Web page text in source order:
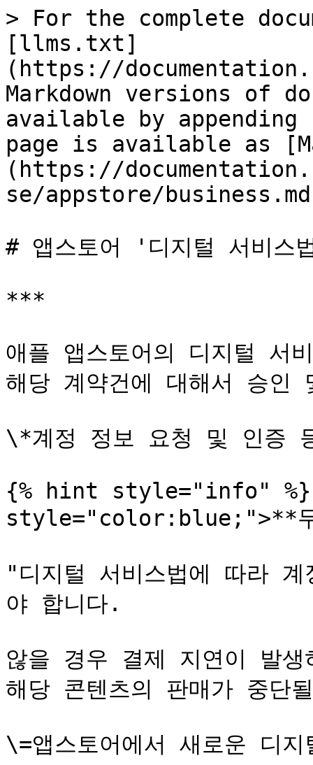
> For the complete
[llms.txt]
(https://
Markdown versions of
available by
page is available as
(https://
se/appstore/
# 앱스토어 '디지털 서비스
***
애플 앱스토어의 디지털 서
해당 계약건에 대해서 승인
\*계정 정보 요청 및 인증
{% hint style="info" %}
style="color:blue;">**무
"디지털 서비스법에 따라
야 합니다.
않을 경우 결제 지연이 발
해당 콘텐츠의 판매가 중단
\=앱스토어에서 새로운 디